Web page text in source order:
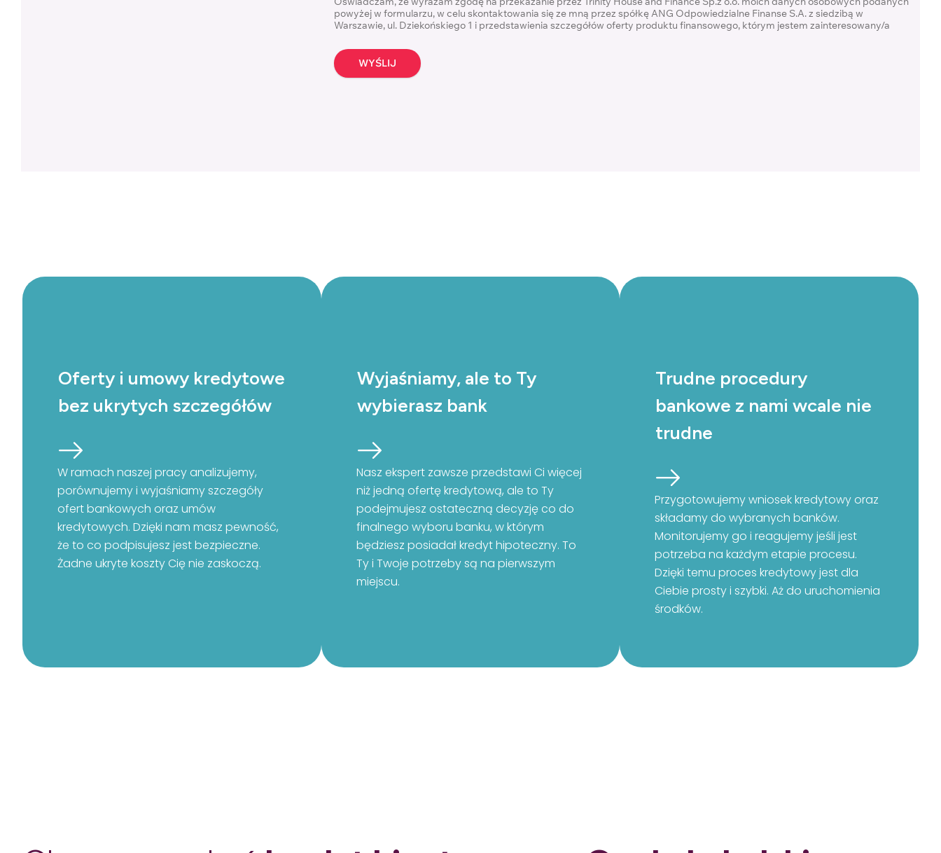
powyżej w formularzu, w celu skontaktowania się ze mną przez spółkę ANG Odpowiedzialne Finanse S.A. z siedzibą w
Warszawie, ul. Dziekońskiego 1 i przedstawienia szczegółów oferty produktu finansowego, którym jestem zainteresowany/a
WYŚLIJ
Oferty i umowy kredytowe
bez ukrytych szczegółów
W ramach naszej pracy analizujemy,
porównujemy i wyjaśniamy szczegóły
ofert bankowych oraz umów
kredytowych. Dzięki nam masz pewność,
że to co podpisujesz jest bezpieczne.
Żadne ukryte koszty Cię nie zaskoczą.
Wyjaśniamy, ale to Ty
wybierasz bank
Nasz ekspert zawsze przedstawi Ci więcej
niż jedną ofertę kredytową, ale to Ty
podejmujesz ostateczną decyzję co do
finalnego wyboru banku, w którym
będziesz posiadał kredyt hipoteczny. To
Ty i Twoje potrzeby są na pierwszym
miejscu.
Trudne procedury
bankowe z nami wcale nie
trudne
Przygotowujemy wniosek kredytowy oraz
składamy do wybranych banków.
Monitorujemy go i reagujemy jeśli jest
potrzeba na każdym etapie procesu.
Dzięki temu proces kredytowy jest dla
Ciebie prosty i szybki. Aż do uruchomienia
środków.